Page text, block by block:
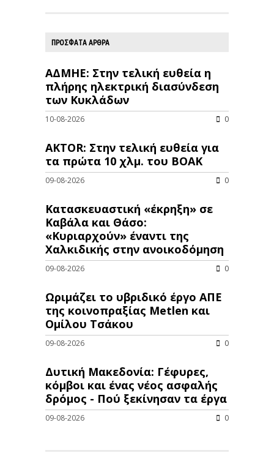
ΠΡΟΣΦΑΤΑ ΑΡΘΡΑ
ΑΔΜΗΕ: Στην τελική ευθεία η
πλήρης ηλεκτρική διασύνδεση
των Κυκλάδων
10-08-2026 0
AKTOR: Στην τελική ευθεία για
τα πρώτα 10 χλμ. του ΒΟΑΚ
09-08-2026 0
Κατασκευαστική «έκρηξη» σε
Καβάλα και Θάσο:
«Κυριαρχούν» έναντι της
Χαλκιδικής στην ανοικοδόμηση
09-08-2026 0
Ωριμάζει το υβριδικό έργο ΑΠΕ
της κοινοπραξίας Metlen και
Ομίλου Τσάκου
09-08-2026 0
Δυτική Μακεδονία: Γέφυρες,
κόμβοι και ένας νέος ασφαλής
δρόμος - Πού ξεκίνησαν τα έργα
09-08-2026 0